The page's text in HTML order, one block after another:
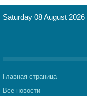
Saturday 08 August 2026
Главная страница
Все новости